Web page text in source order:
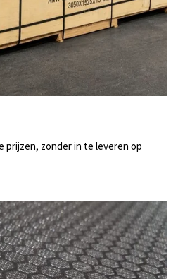
prijzen, zonder in te leveren op